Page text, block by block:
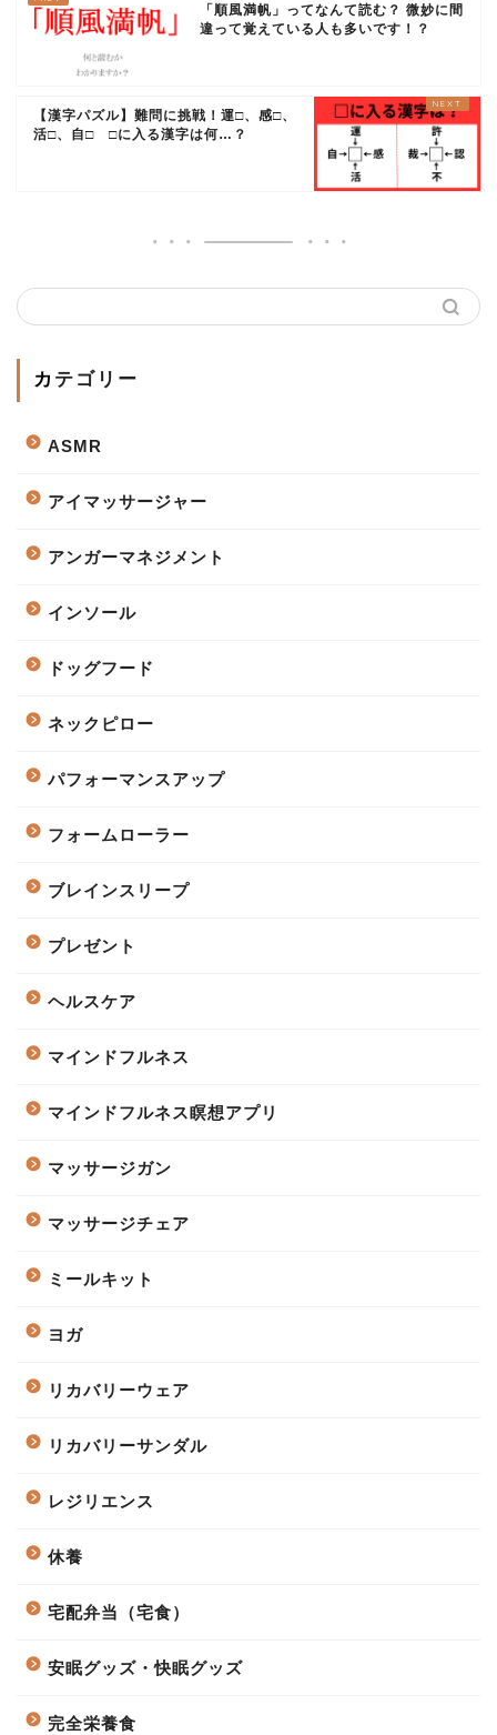
「順風満帆」ってなんて読む？ 微妙に間
違って覚えている人も多いです！？
【漢字パズル】難問に挑戦！運□、感□、
活□、自□ □に入る漢字は何…？
カテゴリー
ASMR
アイマッサージャー
アンガーマネジメント
インソール
ドッグフード
ネックピロー
パフォーマンスアップ
フォームローラー
ブレインスリープ
プレゼント
ヘルスケア
マインドフルネス
マインドフルネス瞑想アプリ
マッサージガン
マッサージチェア
ミールキット
ヨガ
リカバリーウェア
リカバリーサンダル
レジリエンス
休養
宅配弁当（宅食）
安眠グッズ・快眠グッズ
完全栄養食